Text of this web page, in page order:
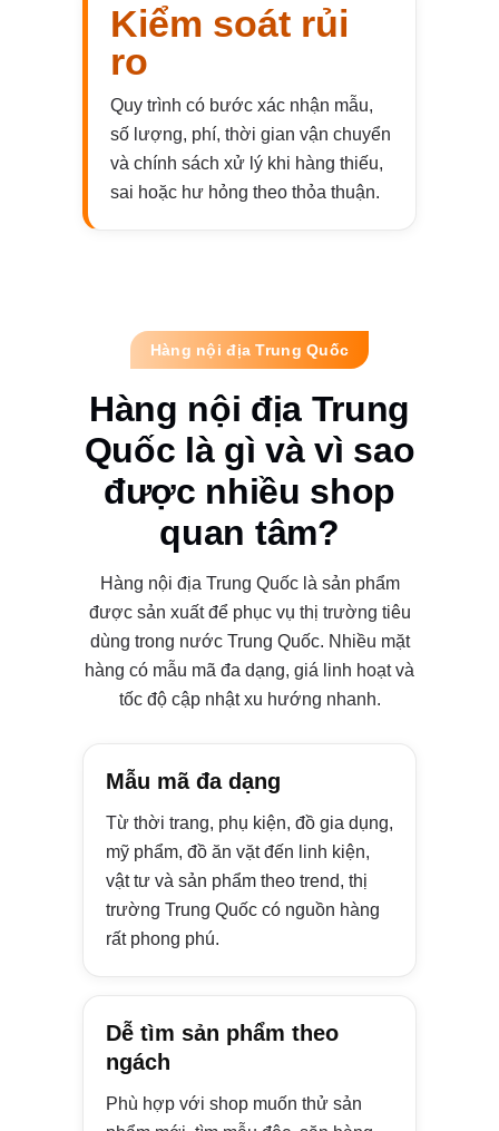
Kiểm soát rủi
ro
Quy trình có bước xác nhận mẫu,
số lượng, phí, thời gian vận chuyển
và chính sách xử lý khi hàng thiếu,
sai hoặc hư hỏng theo thỏa thuận.
Hàng nội địa Trung Quốc
Hàng nội địa Trung
Quốc là gì và vì sao
được nhiều shop
quan tâm?
Hàng nội địa Trung Quốc là sản phẩm
được sản xuất để phục vụ thị trường tiêu
dùng trong nước Trung Quốc. Nhiều mặt
hàng có mẫu mã đa dạng, giá linh hoạt và
tốc độ cập nhật xu hướng nhanh.
Mẫu mã đa dạng
Từ thời trang, phụ kiện, đồ gia dụng,
mỹ phẩm, đồ ăn vặt đến linh kiện,
vật tư và sản phẩm theo trend, thị
trường Trung Quốc có nguồn hàng
rất phong phú.
Dễ tìm sản phẩm theo
ngách
Phù hợp với shop muốn thử sản